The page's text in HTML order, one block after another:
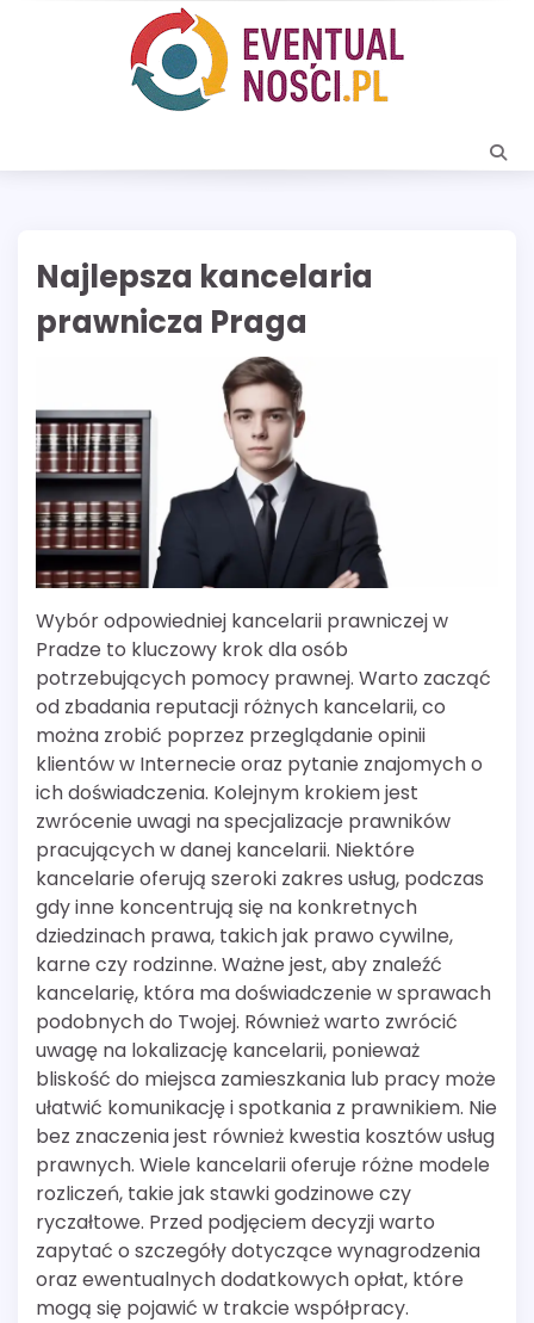
Najlepsza kancelaria
prawnicza Praga
Wybór odpowiedniej kancelarii prawniczej w
Pradze to kluczowy krok dla osób
potrzebujących pomocy prawnej. Warto zacząć
od zbadania reputacji różnych kancelarii, co
można zrobić poprzez przeglądanie opinii
klientów w Internecie oraz pytanie znajomych o
ich doświadczenia. Kolejnym krokiem jest
zwrócenie uwagi na specjalizacje prawników
pracujących w danej kancelarii. Niektóre
kancelarie oferują szeroki zakres usług, podczas
gdy inne koncentrują się na konkretnych
dziedzinach prawa, takich jak prawo cywilne,
karne czy rodzinne. Ważne jest, aby znaleźć
kancelarię, która ma doświadczenie w sprawach
podobnych do Twojej. Również warto zwrócić
uwagę na lokalizację kancelarii, ponieważ
bliskość do miejsca zamieszkania lub pracy może
ułatwić komunikację i spotkania z prawnikiem. Nie
bez znaczenia jest również kwestia kosztów usług
prawnych. Wiele kancelarii oferuje różne modele
rozliczeń, takie jak stawki godzinowe czy
ryczałtowe. Przed podjęciem decyzji warto
zapytać o szczegóły dotyczące wynagrodzenia
oraz ewentualnych dodatkowych opłat, które
mogą się pojawić w trakcie współpracy.